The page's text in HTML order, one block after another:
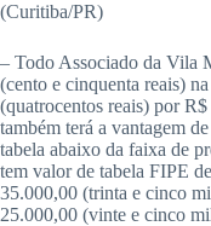
(Curitiba/PR)
– Todo Associado da Vila
(cento e cinquenta reais)
(quatrocentos reais) por
também terá a vantagem
tabela abaixo da faixa de
tem valor de tabela FIPE
35.000,00 (trinta e cinco
25.000,00 (vinte e cinco